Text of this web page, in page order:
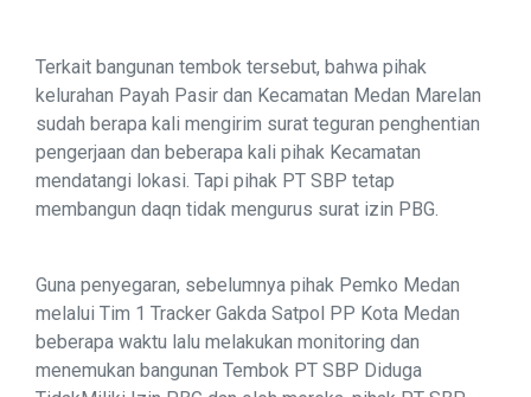
Terkait bangunan tembok tersebut, bahwa pihak
kelurahan Payah Pasir dan Kecamatan Medan Marelan
sudah berapa kali mengirim surat teguran penghentian
pengerjaan dan beberapa kali pihak Kecamatan
mendatangi lokasi. Tapi pihak PT SBP tetap
membangun daqn tidak mengurus surat izin PBG.
Guna penyegaran, sebelumnya pihak Pemko Medan
melalui Tim 1 Tracker Gakda Satpol PP Kota Medan
beberapa waktu lalu melakukan monitoring dan
menemukan bangunan Tembok PT SBP Diduga